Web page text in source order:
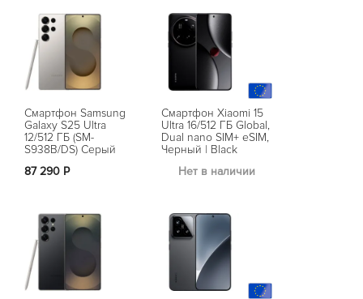
Смартфон Samsung
Galaxy S25 Ultra
12/512 ГБ (SM-
S938B/DS) Серый
87 290 Р
Смартфон Xiaomi 15
Ultra 16/512 ГБ Global,
Dual nano SIM+ eSIM,
Черный | Black
Нет в наличии